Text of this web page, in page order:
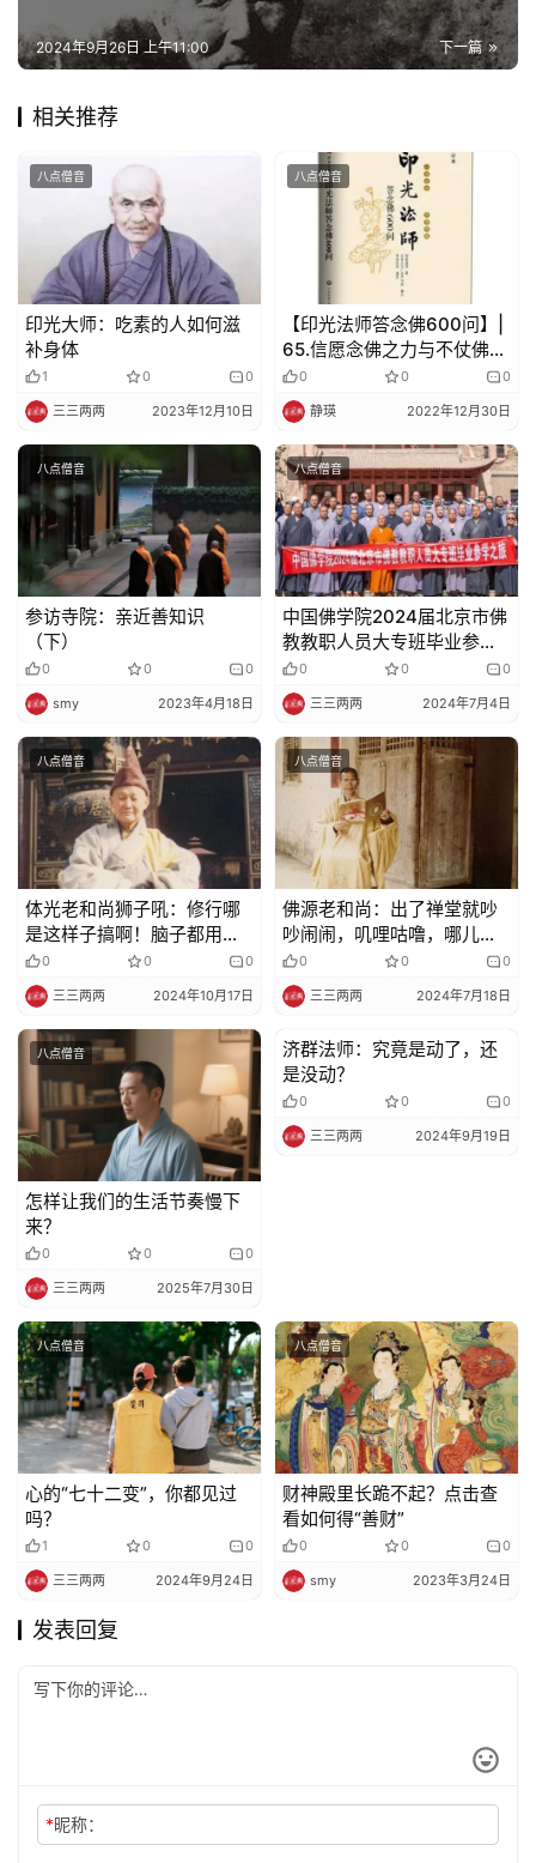
院
礼
纪
录
佛
教
艺
术
政
策
法
规
免
责
声
明
下一篇
2024年9月26日 上午11:00
相关推荐
八点僧音
印光大师：吃素的人如何滋
补身体
1 0 0
三三两两 2023年12月10日
八点僧音
【印光法师答念佛600问】|
65.信愿念佛之力与不仗佛法
力之自力有什么不同？
0 0 0
静瑛 2022年12月30日
八点僧音
参访寺院：亲近善知识
（下）
0 0 0
smy 2023年4月18日
八点僧音
中国佛学院2024届北京市佛
教教职人员大专班毕业参学
之旅圆满
0 0 0
三三两两 2024年7月4日
八点僧音
体光老和尚狮子吼：修行哪
是这样子搞啊！脑子都用坏
了…
0 0 0
三三两两 2024年10月17日
八点僧音
佛源老和尚：出了禅堂就吵
吵闹闹，叽哩咕噜，哪儿是
用功呢？
0 0 0
三三两两 2024年7月18日
八点僧音
怎样让我们的生活节奏慢下
来？
0 0 0
三三两两 2025年7月30日
八点僧音
济群法师：究竟是动了，还
是没动？
0 0 0
三三两两 2024年9月19日
八点僧音
心的“七十二变”，你都见过
吗？
1 0 0
三三两两 2024年9月24日
八点僧音
财神殿里长跪不起？点击查
看如何得“善财”
0 0 0
smy 2023年3月24日
发表回复
*昵称：